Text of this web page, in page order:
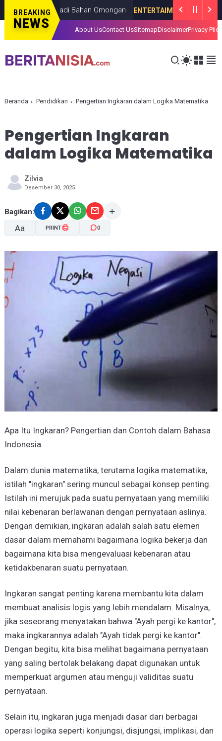
BREAKING
NEWS
Jadi Bahan Omongan ENTERTAIMENTJANUARY 06, 2026
About UsContact UsSitemapDisclaimerPrivacy Plice
Beranda Pendidikan Pengertian Ingkaran dalam Logika Matematika
Pengertian Ingkaran
dalam Logika Matematika
Zilvia
Desember 30, 2025
Bagikan:
Aa
A+
PRINT 0
Apa Itu Ingkaran? Pengertian dan Contoh dalam Bahasa
Indonesia
Dalam dunia matematika, terutama logika matematika,
istilah "ingkaran" sering muncul sebagai konsep penting.
Istilah ini merujuk pada suatu pernyataan yang memiliki
nilai kebenaran berlawanan dengan pernyataan aslinya.
Dengan demikian, ingkaran adalah salah satu elemen
dasar dalam memahami bagaimana logika bekerja dan
bagaimana kita bisa mengevaluasi kebenaran atau
ketidakbenaran suatu pernyataan.
Ingkaran sangat penting karena membantu kita dalam
membuat analisis logis yang lebih mendalam. Misalnya,
jika seseorang menyatakan bahwa "Ayah pergi ke kantor",
maka ingkarannya adalah "Ayah tidak pergi ke kantor".
Dengan begitu, kita bisa melihat bagaimana pernyataan
yang saling bertolak belakang dapat digunakan untuk
memperkuat argumen atau menguji validitas suatu
pernyataan.
Selain itu, ingkaran juga menjadi dasar dari berbagai
operasi logika seperti konjungsi, disjungsi, implikasi, dan